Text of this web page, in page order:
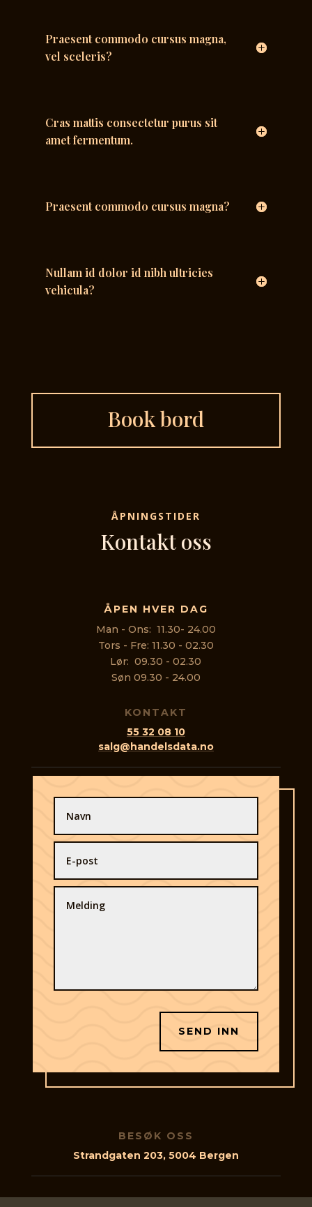
Praesent commodo cursus magna,
vel sceleris?
Cras mattis consectetur purus sit
amet fermentum.
Praesent commodo cursus magna?
Nullam id dolor id nibh ultricies
vehicula?
Book bord
ÅPNINGSTIDER
Kontakt oss
ÅPEN HVER DAG
Man - Ons: 11.30- 24.00
Tors - Fre: 11.30 - 02.30
Lør: 09.30 - 02.30
Søn 09.30 - 24.00
KONTAKT
55 32 08 10
salg@handelsdata.no
SEND INN
BESØK OSS
Strandgaten 203, 5004 Bergen